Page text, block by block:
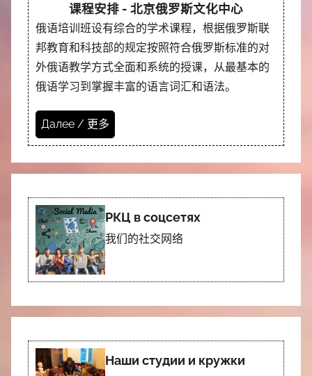
课程安排 - 北京俄罗斯文化中心
俄语培训班设有综合的学术课程，根据俄罗斯联
邦教育和科技部的规定按照符合俄罗斯标准的对
外俄语教学方式全面和系统的授课，从最基本的
俄语学习到掌握丰富的语言词汇和语法。
Далее / 更多
РКЦ в соцсетях
我们的社交网络
Наши студии и кружки